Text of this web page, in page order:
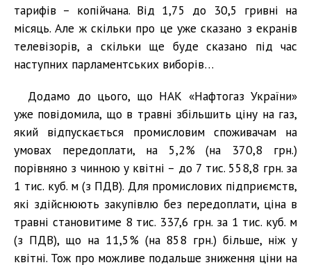
тарифів – копійчана. Від 1,75 до 30,5 гривні на
місяць. Але ж скільки про це уже сказано з екранів
телевізорів, а скільки ще буде сказано під час
наступних парламентських виборів…
Додамо до цього, що НАК «Нафтогаз України»
уже повідомила, що в травні збільшить ціну на газ,
який відпускається промисловим споживачам на
умовах передоплати, на 5,2% (на 370,8 грн.)
порівняно з чинною у квітні – до 7 тис. 558,8 грн. за
1 тис. куб. м (з ПДВ). Для промислових підприємств,
які здійснюють закупівлю без передоплати, ціна в
травні становитиме 8 тис. 337,6 грн. за 1 тис. куб. м
(з ПДВ), що на 11,5% (на 858 грн.) більше, ніж у
квітні. Тож про можливе подальше зниження ціни на